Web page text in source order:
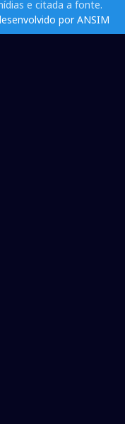
e citada a fonte.
por ANSIM